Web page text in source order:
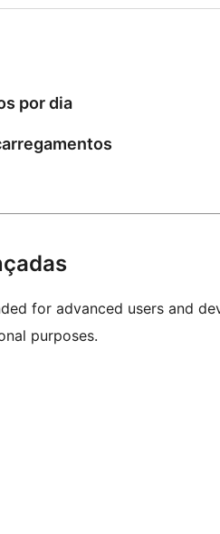
por dia
for advanced users and
purposes.